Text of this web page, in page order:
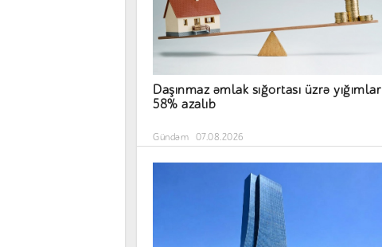
Daşınmaz əmlak sığortası üzrə yığımlar
58% azalıb
Gündəm 07.08.2026